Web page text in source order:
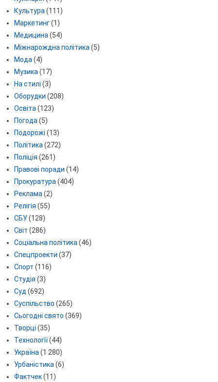
Культура (111)
Маркетинг(1)
Медицина (54)
Міжнарождна політика (5)
Мода (4)
Музика (17)
На стилі (3)
Оборудки (208)
Освіта (123)
Погода (5)
Подорожі (13)
Політика (272)
Поліція (261)
Правові поради (14)
Прокуратура (404)
Реклама (2)
Релігія (55)
СБУ(128)
Світ (286)
Соціальна політика (46)
Спецпроекти (37)
Спорт (116)
Студія (3)
Суд (692)
Суспільство (265)
Сьогодні свято (369)
Творці (35)
Технології(44)
Україна (1 280)
Урбаністика (6)
Фактчек(11)